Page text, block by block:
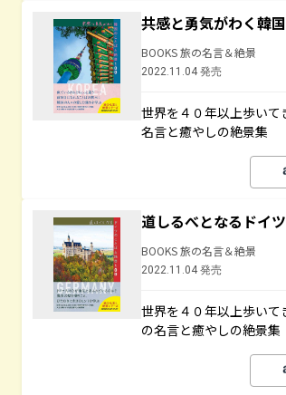
共感と勇気がわく韓
BOOKS 旅の名言＆絶景
2022.11.04 発売
世界を４０年以上歩い
名言と癒やしの絶景集
道しるべとなるドイ
BOOKS 旅の名言＆絶景
2022.11.04 発売
世界を４０年以上歩い
の名言と癒やしの絶景集